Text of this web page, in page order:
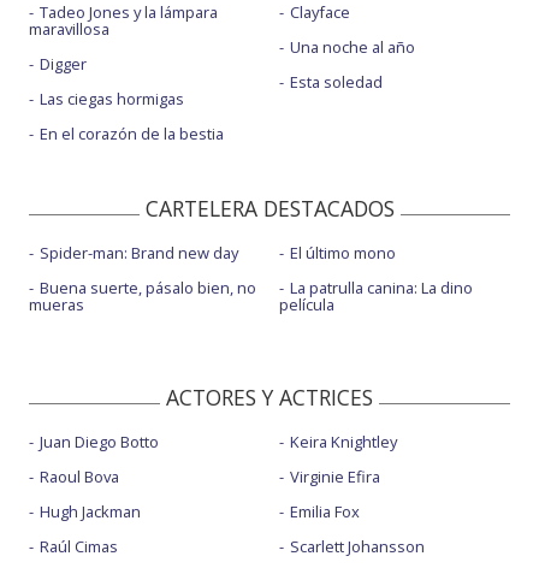
Tadeo Jones y la lámpara
maravillosa
Digger
Las ciegas hormigas
En el corazón de la bestia
Clayface
Una noche al año
Esta soledad
CARTELERA DESTACADOS
Spider-man: Brand new day
Buena suerte, pásalo bien, no
mueras
El último mono
La patrulla canina: La dino
película
ACTORES Y ACTRICES
Juan Diego Botto
Raoul Bova
Hugh Jackman
Raúl Cimas
Keira Knightley
Virginie Efira
Emilia Fox
Scarlett Johansson